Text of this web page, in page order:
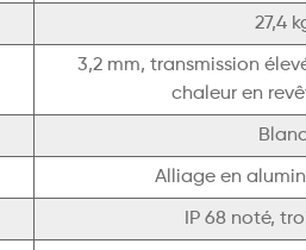
27,4
3,2 mm, transmission
chaleur en
Blanc
Alliage en
IP 68 noté,